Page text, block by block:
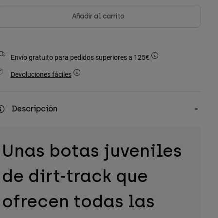
Añadir al carrito
Envío gratuito para pedidos superiores a 125€
Devoluciones fáciles
Descripción
Unas botas juveniles
de dirt-track que
ofrecen todas las